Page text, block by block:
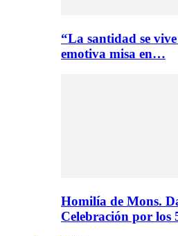
“La santidad se
emotiva misa en…
Homilía de Mons.
Celebración por los